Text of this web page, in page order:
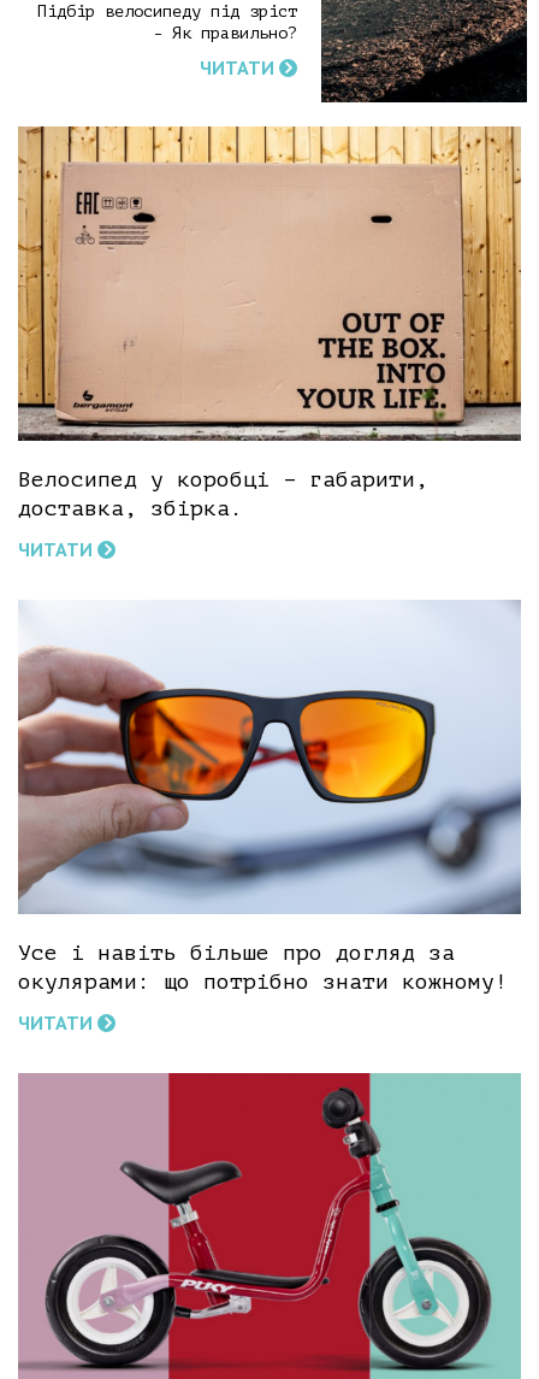
Підбір велосипеду під зріст
- Як правильно?
ЧИТАТИ
Велосипед у коробці – габарити,
доставка, збірка.
ЧИТАТИ
Усе і навіть більше про догляд за
окулярами: що потрібно знати кожному!
ЧИТАТИ